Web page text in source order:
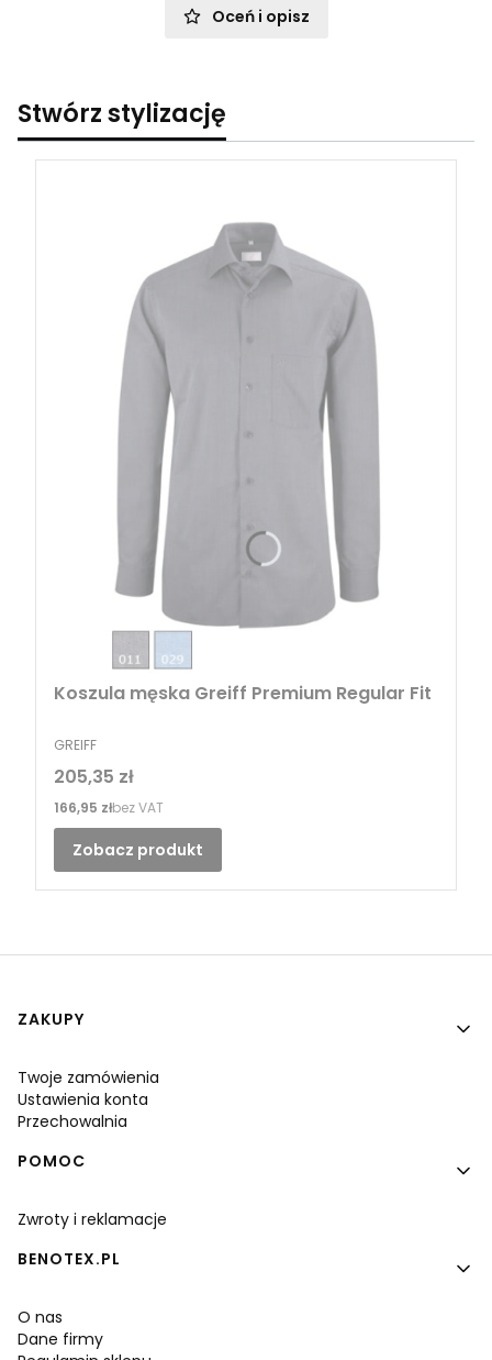
Oceń i opisz
Stwórz stylizację
Koszula męska Greiff Premium Regular Fit
PRODUCENT
GREIFF
Cena
205,35 zł
Cena
166,95 złbez VAT
Zobacz produkt
Linki w stopce
ZAKUPY
Twoje zamówienia
Ustawienia konta
Przechowalnia
POMOC
Zwroty i reklamacje
BENOTEX.PL
O nas
Dane firmy